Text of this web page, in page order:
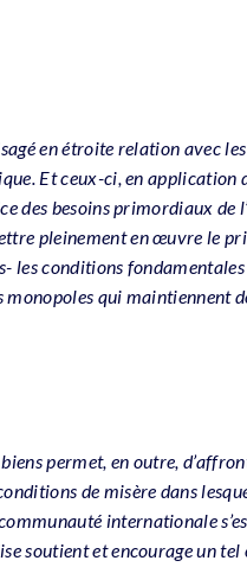
en étroite relation avec
Et ceux-ci, en
des besoins primordiaux
pleinement en œuvre le
les conditions
monopoles qui maintiennent
permet, en outre,
de misère dans
internationale
soutient et encourage un